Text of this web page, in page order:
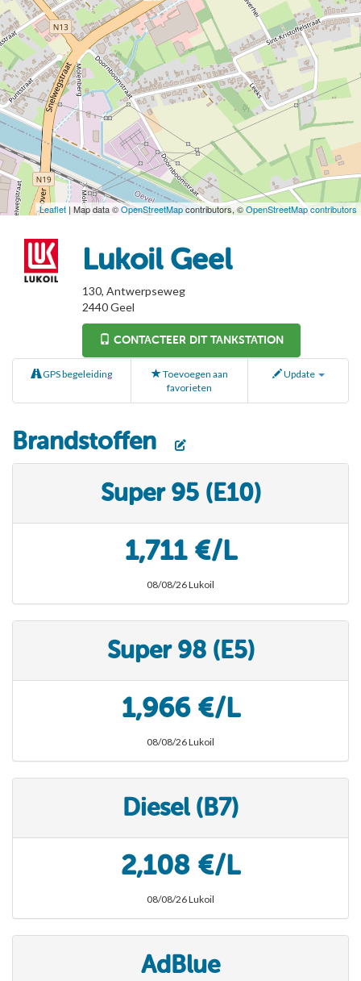
Leaflet | Map data ©OpenStreetMapcontributors, ©OpenStreetMap contributors
Lukoil Geel
130, Antwerpseweg
2440Geel
CONTACTEER DIT TANKSTATION
GPS begeleiding
Toevoegen aan
favorieten
Update
Brandstoffen
Super 95 (E10)
1,711 €/L
08/08/26 Lukoil
Super 98 (E5)
1,966 €/L
08/08/26 Lukoil
Diesel (B7)
2,108 €/L
08/08/26 Lukoil
AdBlue